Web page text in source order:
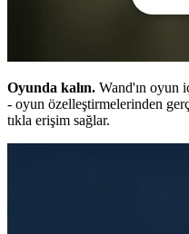
Oyunda kalın. Wand'ın oyun
- oyun özelleştirmelerinden
tıkla erişim sağlar.